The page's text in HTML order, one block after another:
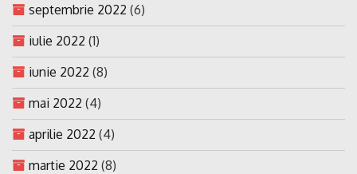
septembrie 2022 (6)
iulie 2022 (1)
iunie 2022 (8)
mai 2022 (4)
aprilie 2022 (4)
martie 2022 (8)